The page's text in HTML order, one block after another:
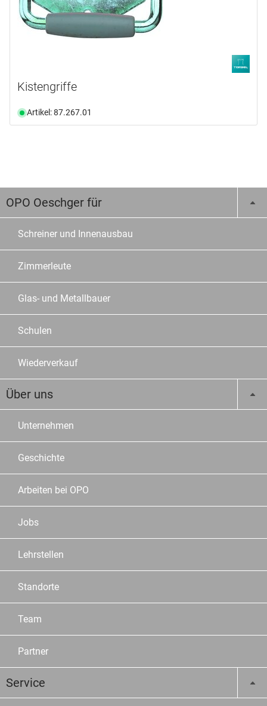
Kistengriffe
Artikel: 87.267.01
OPO Oeschger für
Schreiner und Innenausbau
Zimmerleute
Glas- und Metallbauer
Schulen
Wiederverkauf
Über uns
Unternehmen
Geschichte
Arbeiten bei OPO
Jobs
Lehrstellen
Standorte
Team
Partner
Service